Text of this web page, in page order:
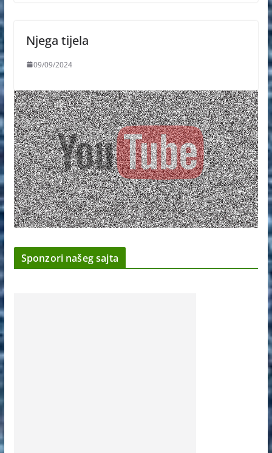
Njega tijela
09/09/2024
Sponzori našeg sajta